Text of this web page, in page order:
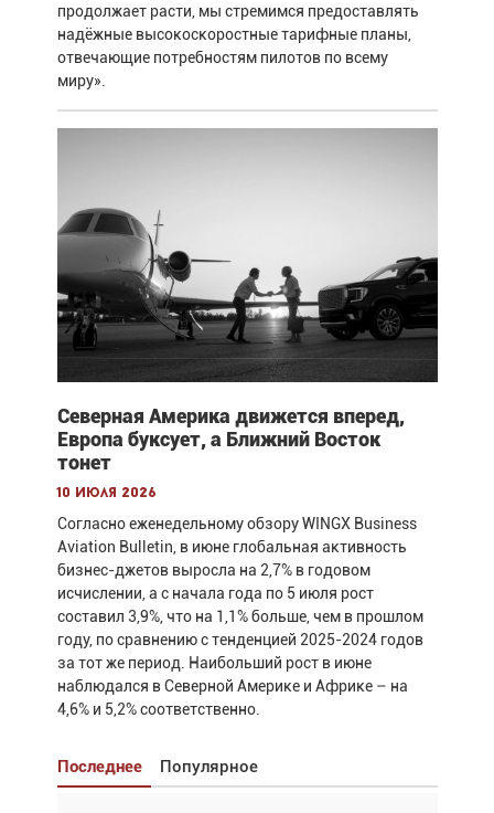
продолжает расти, мы стремимся предоставлять
надёжные высокоскоростные тарифные планы,
отвечающие потребностям пилотов по всему
миру».
Северная Америка движется вперед,
Европа буксует, а Ближний Восток
тонет
10 июля 2026
Согласно еженедельному обзору WINGX Business
Aviation Bulletin, в июне глобальная активность
бизнес-джетов выросла на 2,7% в годовом
исчислении, а с начала года по 5 июля рост
составил 3,9%, что на 1,1% больше, чем в прошлом
году, по сравнению с тенденцией 2025-2024 годов
за тот же период. Наибольший рост в июне
наблюдался в Северной Америке и Африке – на
4,6% и 5,2% соответственно.
Последнее Популярное